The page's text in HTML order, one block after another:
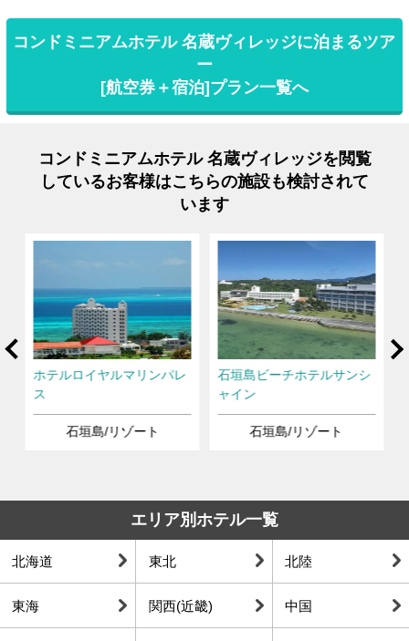
コンドミニアムホテル 名蔵ヴィレッジに泊まるツア
ー
[航空券＋宿泊]プラン一覧へ
コンドミニアムホテル 名蔵ヴィレッジを閲覧
しているお客様はこちらの施設も検討されて
います
ホテルロイヤルマリンパレ
ス
石垣島/リゾート
石垣島ビーチホテルサンシ
ャイン
石垣島/リゾート
エリア別ホテル一覧
北海道 東北 北陸
東海 関西(近畿) 中国